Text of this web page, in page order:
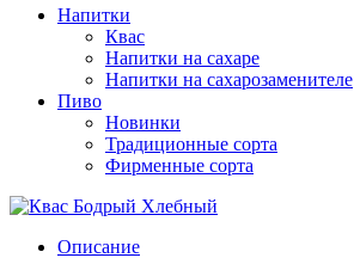
Напитки
Квас
Напитки на сахаре
Напитки на сахарозаменителе
Пиво
Новинки
Традиционные сорта
Фирменные сорта
Описание